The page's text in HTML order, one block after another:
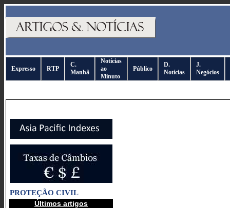
Expresso RTP
C.
Manhã
Notícias
ao
Minuto
Público
D.
Notícias
J.
Negócios
PROTEÇÃO CIVIL
Últimos artigos